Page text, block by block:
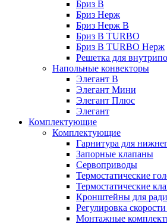
Бриз В
Бриз Нерж
Бриз Нерж В
Бриз В TURBO
Бриз В TURBO Нерж
Решетка для
Напольные конвекторы
Элегант В
Элегант Мини
Элегант Плюс
Элегант
Комплектующие
Комплектующие
Гарнитура для
Запорные клапаны
Сервоприводы
Термостатические
Термостатические
Кронштейны для
Регулировка
Монтажные